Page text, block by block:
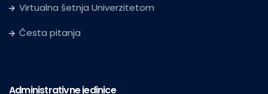
Virtualna šetnja Univerzitetom
Česta pitanja
Administrativne jedinice